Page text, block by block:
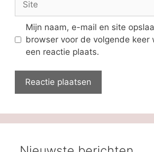
Mijn naam, e-mail en site
browser voor de volgende keer
een reactie plaats.